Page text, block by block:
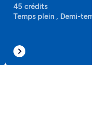
45 crédits
Temps plein , Demi-